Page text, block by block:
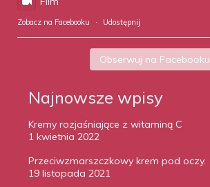
Zobacz na Facebooku · Udostępnij
Obserwuj na Facebooku
Najnowsze wpisy
Kremy rozjaśniające z witaminą C
1 kwietnia 2022
Przeciwzmarszczkowy krem pod oczy.
19 listopada 2021